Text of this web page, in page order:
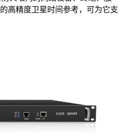
高精度卫星时间参考，可为它支